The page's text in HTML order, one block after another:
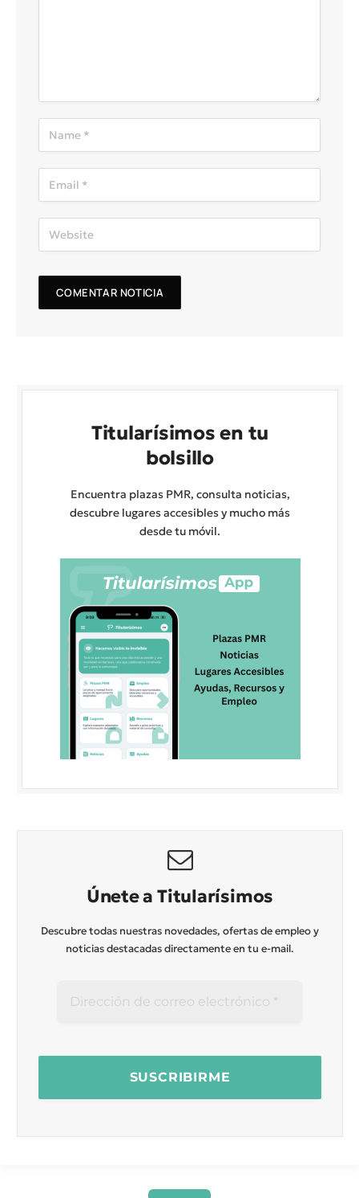
Titularísimos en tu
bolsillo
Encuentra plazas PMR, consulta noticias,
descubre lugares accesibles y mucho más
desde tu móvil.
Únete a Titularísimos
Descubre todas nuestras novedades, ofertas de empleo y
noticias destacadas directamente en tu e-mail.